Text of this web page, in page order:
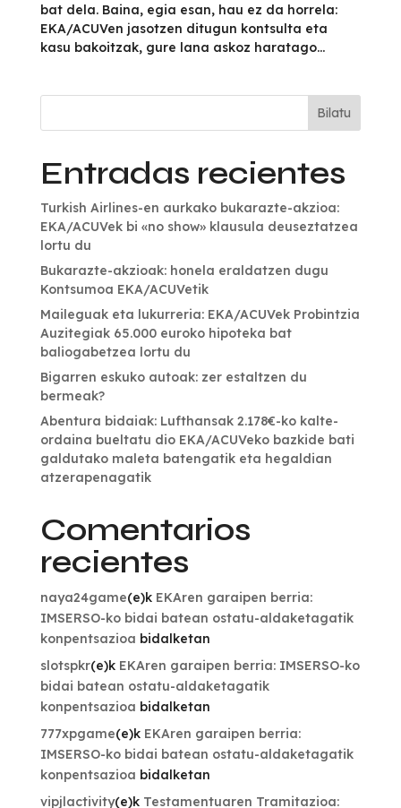
bat dela. Baina, egia esan, hau ez da horrela:
EKA/ACUVen jasotzen ditugun kontsulta eta
kasu bakoitzak, gure lana askoz haratago...
Bilatu
Entradas recientes
Turkish Airlines-en aurkako bukarazte-akzioa:
EKA/ACUVek bi «no show» klausula deuseztatzea
lortu du
Bukarazte-akzioak: honela eraldatzen dugu
Kontsumoa EKA/ACUVetik
Maileguak eta lukurreria: EKA/ACUVek Probintzia
Auzitegiak 65.000 euroko hipoteka bat
baliogabetzea lortu du
Bigarren eskuko autoak: zer estaltzen du
bermeak?
Abentura bidaiak: Lufthansak 2.178€-ko kalte-
ordaina bueltatu dio EKA/ACUVeko bazkide bati
galdutako maleta batengatik eta hegaldian
atzerapenagatik
Comentarios
recientes
naya24game(e)k EKAren garaipen berria:
IMSERSO-ko bidai batean ostatu-aldaketagatik
konpentsazioa bidalketan
slotspkr(e)k EKAren garaipen berria: IMSERSO-ko
bidai batean ostatu-aldaketagatik
konpentsazioa bidalketan
777xpgame(e)k EKAren garaipen berria:
IMSERSO-ko bidai batean ostatu-aldaketagatik
konpentsazioa bidalketan
vipjlactivity(e)k Testamentuaren Tramitazioa: